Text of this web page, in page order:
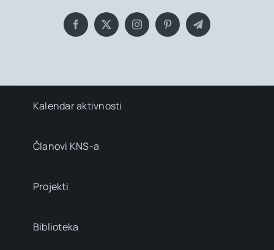
Kalendar aktivnosti
Članovi KNS-a
Projekti
Biblioteka